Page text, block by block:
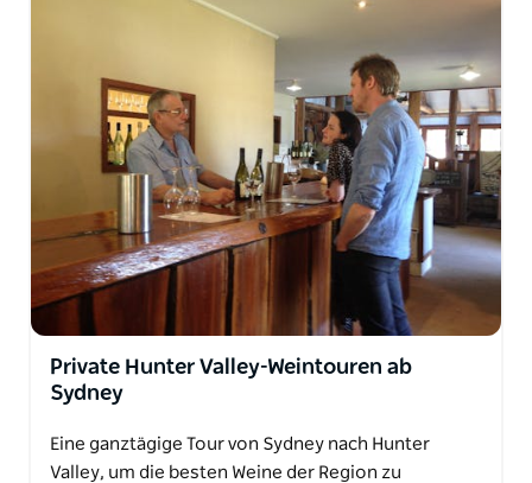
Private Hunter Valley-Weintouren ab
Sydney
Eine ganztägige Tour von Sydney nach Hunter
Valley, um die besten Weine der Region zu